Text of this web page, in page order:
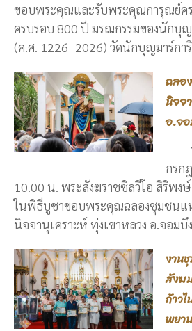
ขอบพระคุณและรับพระคุณการุณย์ค
ครบรอบ 800 ปี มรณกรรมของนักบุ
(ค.ศ. 1226–2026) วัดนักบุญมาร์กา
ฉลอ
นิจจ
อ.จ
วั
กรก
10.00 น. พระสังฆราชซิลวีโอ สิริพง
ในพิธีบูชาขอบพระคุณฉลองชุมชนแ
นิจจานุเคราะห์ ทุ่งเขาหลวง อ.จอมบึ
งาน
สังฆ
ก้าว
พยา